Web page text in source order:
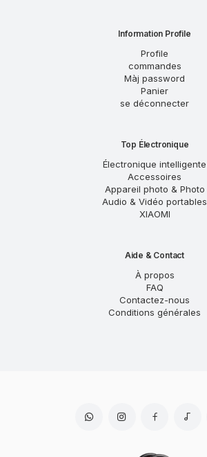
Information Profile
Profile
commandes
Màj password
Panier
se déconnecter
Top Électronique
Électronique intelligente
Accessoires
Appareil photo & Photo
Audio & Vidéo portables
XIAOMI
Aide & Contact
À propos
FAQ
Contactez-nous
Conditions générales